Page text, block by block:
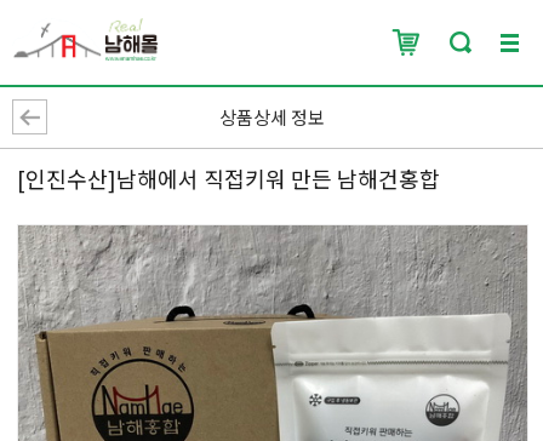
상품상세 정보
[인진수산]남해에서 직접키워 만든 남해건홍합